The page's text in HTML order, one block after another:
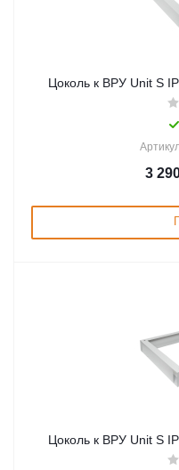
Цоколь к ВРУ Unit S
3
Цоколь к ВРУ Unit S